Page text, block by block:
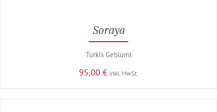
Soraya
Türkis Geblümt
95,00 € inkl. MwSt.